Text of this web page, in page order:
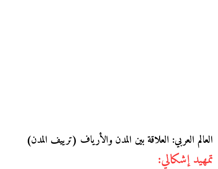
العالم العربي: العلاقة بين المدن والأرياف (ترييف المدن)
تمهيد إشكالي: